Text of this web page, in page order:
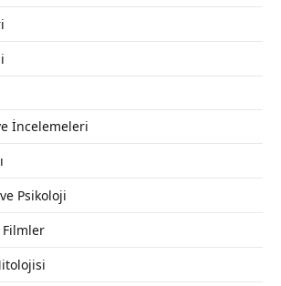
İncelemeleri
Psikoloji
Filmler